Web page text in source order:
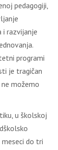
pedagogiji,
i razvijanje
programi
je tragičan
možemo
u školskoj
do tri